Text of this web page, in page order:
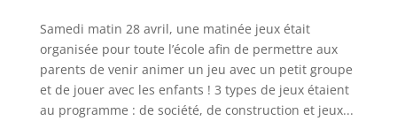
Samedi matin 28 avril, une matinée jeux était
organisée pour toute l’école afin de permettre aux
parents de venir animer un jeu avec un petit groupe
et de jouer avec les enfants ! 3 types de jeux étaient
au programme : de société, de construction et jeux...